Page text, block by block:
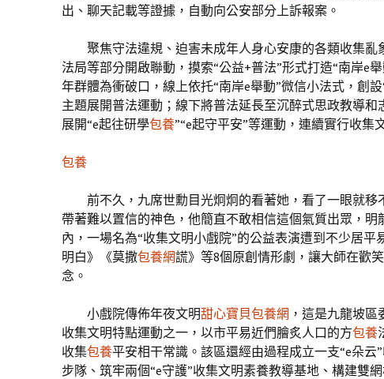
出、聊天記載等證據，自動向公安部分上訴報案。
聚焦守法違規、迫害未成年人身心安康的各類收集亂
法局等部分開啟聯動，摸索“公益+普法”形式打造“南岸e
年群體為衝破口，線上依托“南岸e舉動”微信小法式，創
主題展開普法運動；線下將普法延長至沉醉式思政教導
展開“e起往研學包養”“e起守平安”等運動，連續實行收集
包養
前不久，九席世勳目光炯炯的看著她，看了一眼就移
帶著難以置信的神色，他簡直不敢相信這個氣質出眾，明
內，一場名為“收集文明小戲院”的公益表演遭到不少居平
明白》《莫撒包養網謊》等8個原創情形劇，讓大師在歡
念。
小戲院傳佈年夜文明甜心寶貝包養網 ，這是九龍坡區
收集文明特點運動之一，以市平易近們膾炙人口的方包養
收集包養平安相干常識。該區還經由過程成立一支“e朵云
步隊、筑牢兩個“e守護”收集文明素養教導基地、構建雙